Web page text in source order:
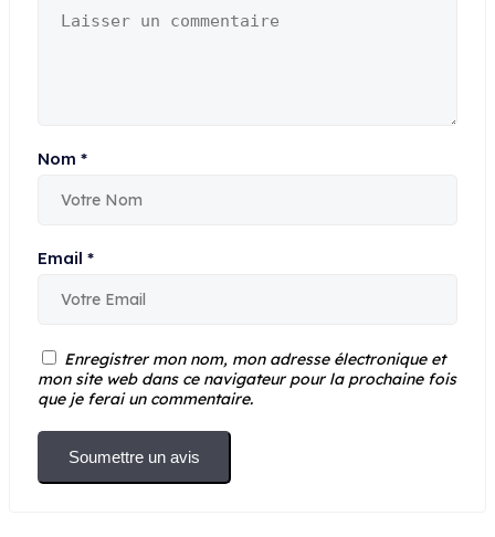
Nom *
Email *
Enregistrer mon nom, mon adresse électronique et
mon site web dans ce navigateur pour la prochaine fois
que je ferai un commentaire.
Soumettre un avis